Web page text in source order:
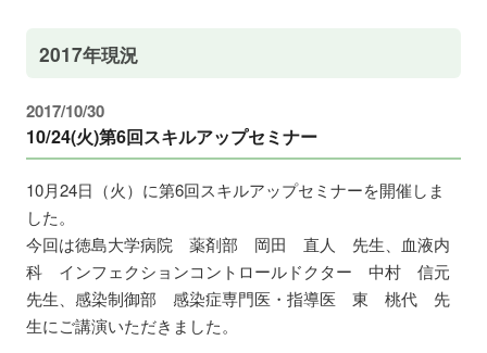
2017年現況
2017/10/30
10/24(火)第6回スキルアップセミナー
10月24日（火）に第6回スキルアップセミナーを開催しま
した。
今回は徳島大学病院 薬剤部 岡田 直人 先生、血液内
科 インフェクションコントロールドクター 中村 信元
先生、感染制御部 感染症専門医・指導医 東 桃代 先
生にご講演いただきました。